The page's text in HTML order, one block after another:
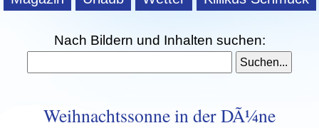
Nach Bildern und Inhalten suchen:
Weihnachtssonne in der DÃ¼ne